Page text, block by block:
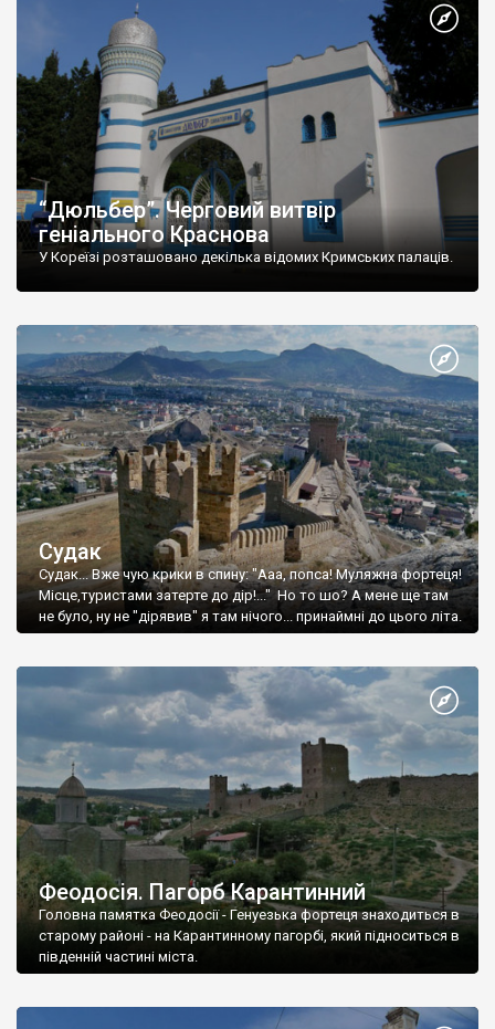
“Дюльбер”. Черговий витвір
геніального Краснова
У Кореїзі розташовано декілька відомих Кримських палаців.
Судак
Судак... Вже чую крики в спину: "Ааа, попса! Муляжна фортеця!
Місце,туристами затерте до дір!..." Но то шо? А мене ще там
не було, ну не "дірявив" я там нічого... принаймні до цього літа.
Феодосія. Пагорб Карантинний
Головна памятка Феодосії - Генуезька фортеця знаходиться в
старому районі - на Карантинному пагорбі, який підноситься в
південній частині міста.